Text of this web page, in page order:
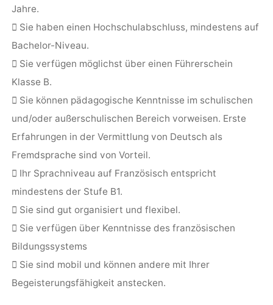
Jahre.
 Sie haben einen Hochschulabschluss, mindestens auf
Bachelor-Niveau.
 Sie verfügen möglichst über einen Führerschein
Klasse B.
 Sie können pädagogische Kenntnisse im schulischen
und/oder außerschulischen Bereich vorweisen. Erste
Erfahrungen in der Vermittlung von Deutsch als
Fremdsprache sind von Vorteil.
 Ihr Sprachniveau auf Französisch entspricht
mindestens der Stufe B1.
 Sie sind gut organisiert und flexibel.
 Sie verfügen über Kenntnisse des französischen
Bildungssystems
 Sie sind mobil und können andere mit Ihrer
Begeisterungsfähigkeit anstecken.